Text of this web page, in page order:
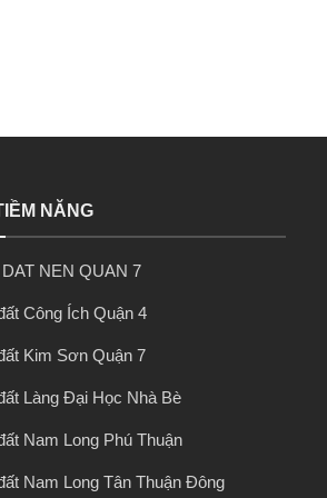
NĂNG
NEN QUAN 7
Công Ích Quận 4
Kim Sơn Quận 7
Làng Đại Học Nhà Bè
Nam Long Phú Thuận
Nam Long Tân Thuận Đông